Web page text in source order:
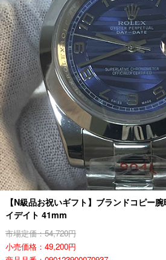
【N級品お祝いギフト】ブランドコピー
イデイト 41mm
市場定価：54,720円
小売価格：49,200円